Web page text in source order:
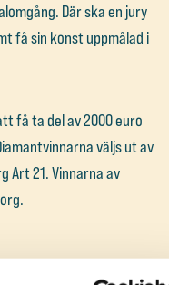
Där ska en jury
få sin konst uppmålad i
få ta del av 2000 euro
väljs ut av
Art 21. Vinnarna av